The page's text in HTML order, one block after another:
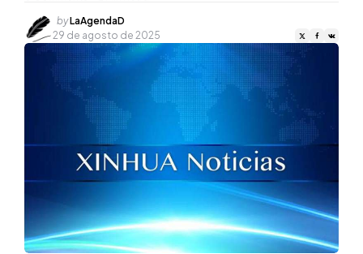
Posted
by
byLaAgendaD
29 de agosto de 2025